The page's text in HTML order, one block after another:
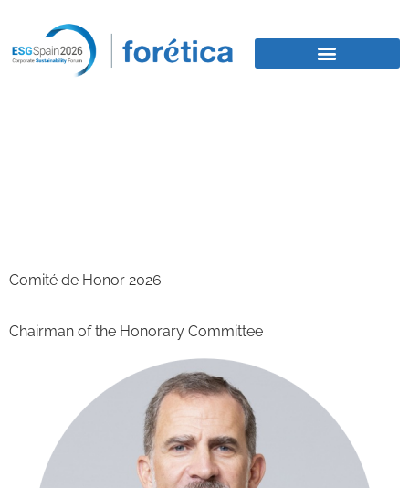
Comité de Honor 2026
Chairman of the Honorary Committee